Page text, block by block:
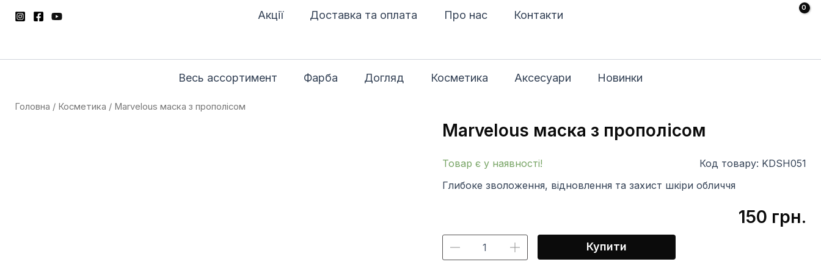
Акції Доставка та оплата Про нас Контакти
Весь ассортимент Фарба Догляд Косметика Аксесуари Новинки
Товар є у наявності! Код товару: KDSH051
Головна / Косметика / Marvelous маска з прополісом
Marvelous маска з прополісом
150 грн.
Глибоке зволоження, відновлення та захист шкіри обличчя
Marvelous
маска
прополісом
Купити